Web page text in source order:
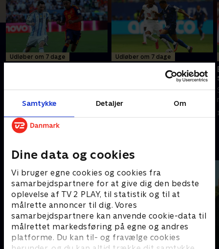
Samtykke Detaljer Om
Dine data og cookies
Vi bruger egne cookies og cookies fra
samarbejdspartnere for at give dig den bedste
oplevelse af TV 2 PLAY, til statistik og til at
målrette annoncer til dig. Vores
samarbejdspartnere kan anvende cookie-data til
målrettet markedsføring på egne og andres
platforme. Du kan til- og fravælge cookies
Udløber om 7 dage
mellem Spanien og Argentina.
19. juli 2026 • 238 min
Udløber om 7 dage
Frankrig-England,
Se eller gense VM-
bronzekampen mellem Frankrig
og England.